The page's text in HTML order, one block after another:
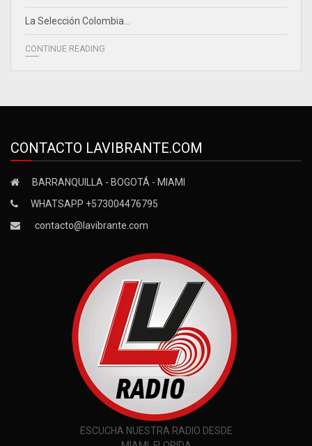
La Selección Colombia…
CONTINUE READING
CONTACTO LAVIBRANTE.COM
BARRANQUILLA - BOGOTÁ - MIAMI
WHATSAPP +573004476795
contacto@lavibrante.com
ESCUCHA NUESTRA RADIO DESDE